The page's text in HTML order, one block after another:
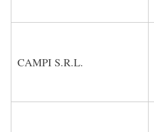
CAMPI S.R.L.